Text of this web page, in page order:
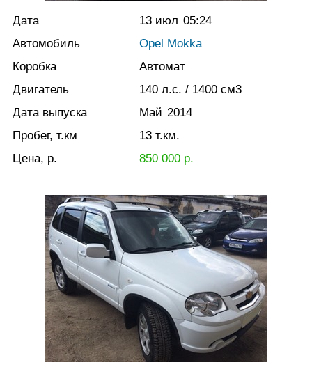
Дата 13 июл 05:24
Автомобиль
Opel Mokka
Коробка
Автомат
Двигатель
140 л.с. / 1400 см3
Дата выпуска
Май 2014
Пробег, т.км
13 т.км.
Цена, р.
850 000р.